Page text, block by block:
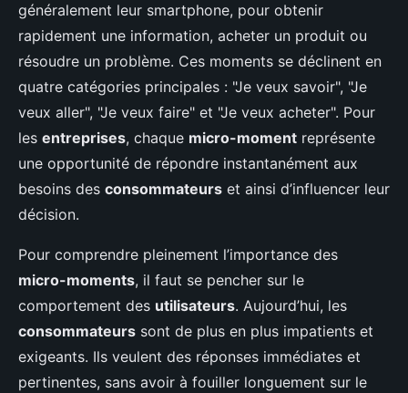
généralement leur smartphone, pour obtenir
rapidement une information, acheter un produit ou
résoudre un problème. Ces moments se déclinent en
quatre catégories principales : "Je veux savoir", "Je
veux aller", "Je veux faire" et "Je veux acheter". Pour
les entreprises, chaque micro-moment représente
une opportunité de répondre instantanément aux
besoins des consommateurs et ainsi d’influencer leur
décision.
Pour comprendre pleinement l’importance des
micro-moments, il faut se pencher sur le
comportement des utilisateurs. Aujourd’hui, les
consommateurs sont de plus en plus impatients et
exigeants. Ils veulent des réponses immédiates et
pertinentes, sans avoir à fouiller longuement sur le